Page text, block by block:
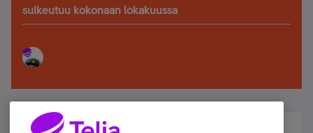
sulkeutuu kokonaan lokakuussa